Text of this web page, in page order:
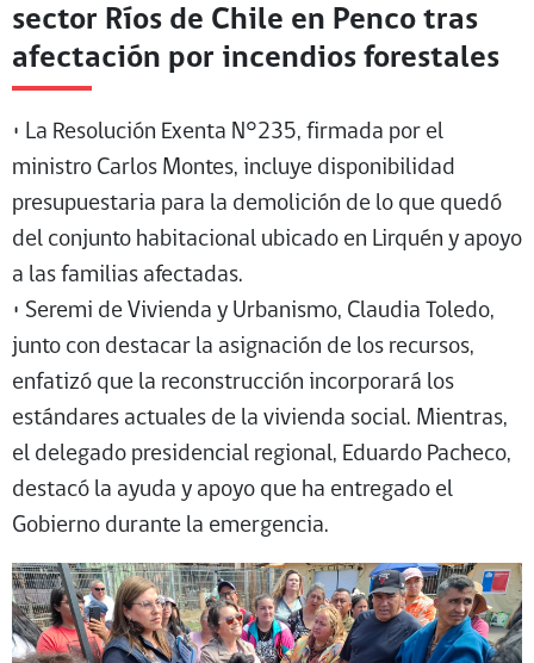
sector Ríos de Chile en Penco tras
afectación por incendios forestales
• La Resolución Exenta N°235, firmada por el
ministro Carlos Montes, incluye disponibilidad
presupuestaria para la demolición de lo que quedó
del conjunto habitacional ubicado en Lirquén y apoyo
a las familias afectadas.
• Seremi de Vivienda y Urbanismo, Claudia Toledo,
junto con destacar la asignación de los recursos,
enfatizó que la reconstrucción incorporará los
estándares actuales de la vivienda social. Mientras,
el delegado presidencial regional, Eduardo Pacheco,
destacó la ayuda y apoyo que ha entregado el
Gobierno durante la emergencia.